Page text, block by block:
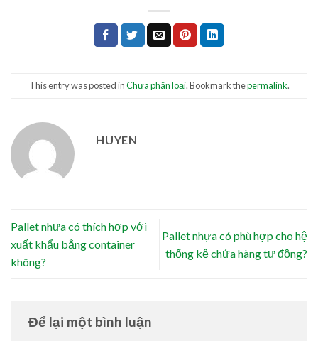
This entry was posted inChưa phân loại. Bookmark thepermalink.
HUYEN
Pallet nhựa có thích hợp với
xuất khẩu bằng container
không?
Pallet nhựa có phù hợp cho hệ
thống kệ chứa hàng tự động?
Để lại một bình luận